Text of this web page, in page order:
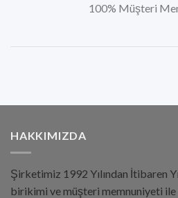
100% Müşteri
HAKKIMIZDA
Şirketimiz 1992 Yılından İtibaren
birikimi ve müşteri memnuniyeti